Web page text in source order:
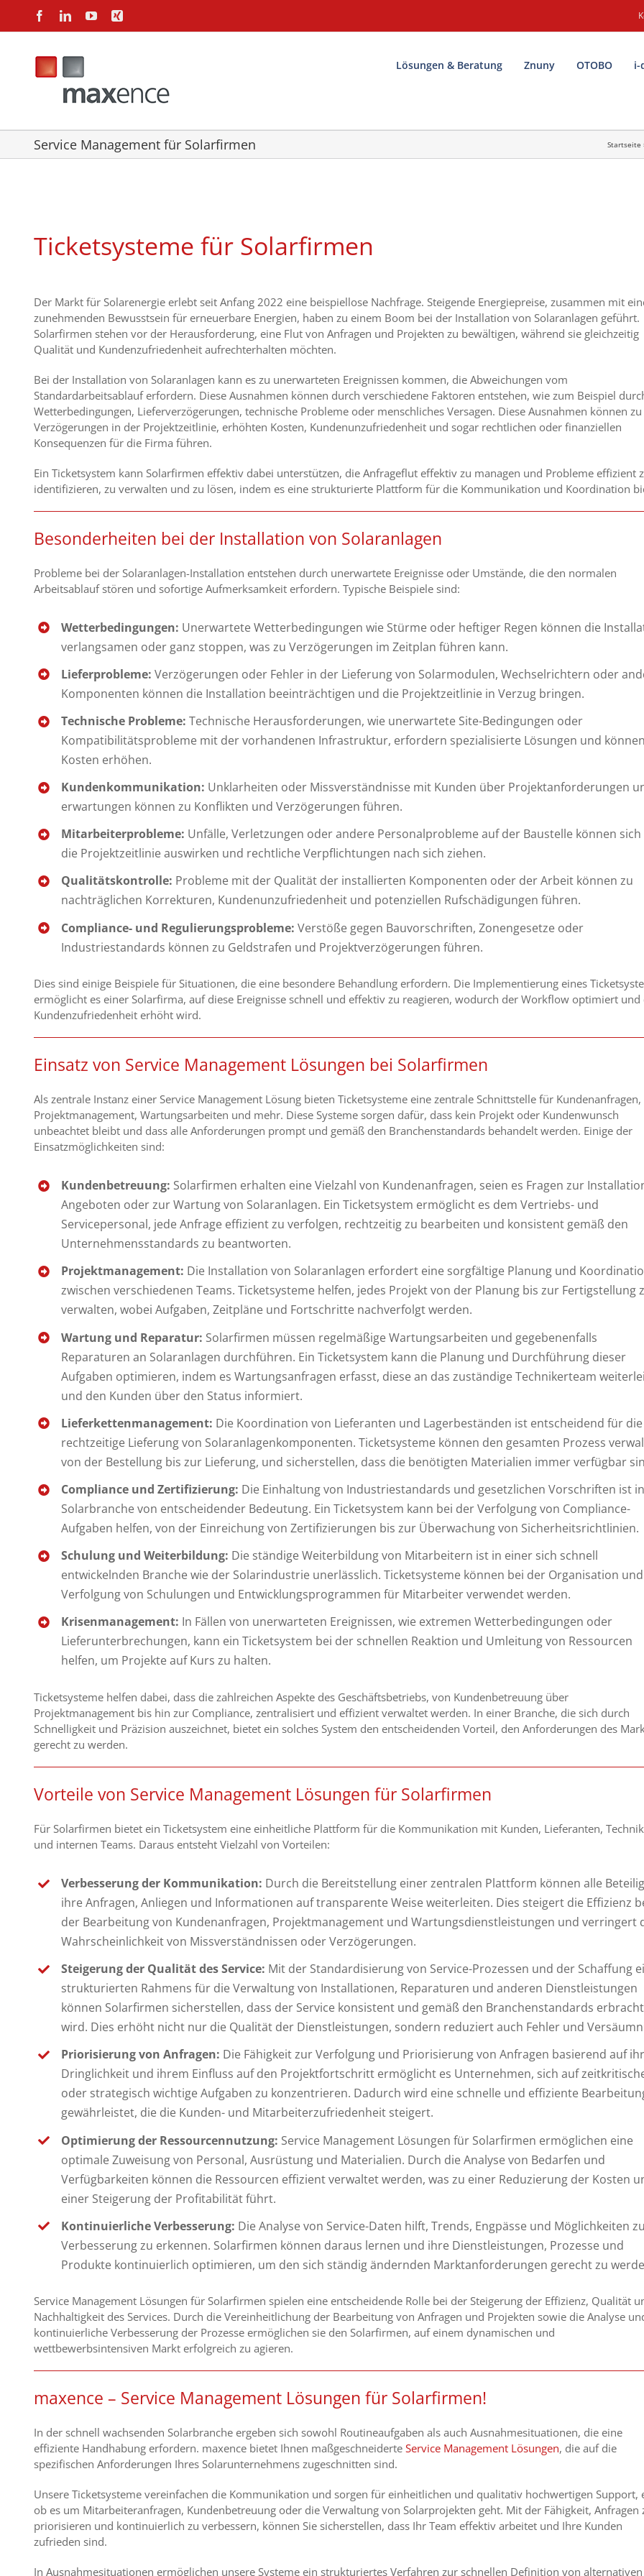
FacebookLinkedInYouTubeXing
Lösungen & Beratung Znuny OTOBO i-
Service Management für Solarfirmen Startseite
Ticketsysteme für Solarfirmen
Der Markt für Solarenergie erlebt seit Anfang 2022 eine beispiellose Nachfrage. Steigende Energiepreise, zusammen mit
zunehmenden Bewusstsein für erneuerbare Energien, haben zu einem Boom bei der Installation von Solaranlagen geführt.
Solarfirmen stehen vor der Herausforderung, eine Flut von Anfragen und Projekten zu bewältigen, während sie gleichzeitig
Qualität und Kundenzufriedenheit aufrechterhalten möchten.
Bei der Installation von Solaranlagen kann es zu unerwarteten Ereignissen kommen, die Abweichungen vom
Standardarbeitsablauf erfordern. Diese Ausnahmen können durch verschiedene Faktoren entstehen, wie zum Beispiel
Wetterbedingungen, Lieferverzögerungen, technische Probleme oder menschliches Versagen. Diese Ausnahmen können zu
Verzögerungen in der Projektzeitlinie, erhöhten Kosten, Kundenunzufriedenheit und sogar rechtlichen oder finanziellen
Konsequenzen für die Firma führen.
Ein Ticketsystem kann Solarfirmen effektiv dabei unterstützen, die Anfrageflut effektiv zu managen und Probleme effizient
identifizieren, zu verwalten und zu lösen, indem es eine strukturierte Plattform für die Kommunikation und Koordination
Besonderheiten bei der Installation von Solaranlagen
Probleme bei der Solaranlagen-Installation entstehen durch unerwartete Ereignisse oder Umstände, die den normalen
Arbeitsablauf stören und sofortige Aufmerksamkeit erfordern. Typische Beispiele sind:
Wetterbedingungen: Unerwartete Wetterbedingungen wie Stürme oder heftiger Regen können die
verlangsamen oder ganz stoppen, was zu Verzögerungen im Zeitplan führen kann.
Lieferprobleme: Verzögerungen oder Fehler in der Lieferung von Solarmodulen, Wechselrichtern oder
Komponenten können die Installation beeinträchtigen und die Projektzeitlinie in Verzug bringen.
Technische Probleme: Technische Herausforderungen, wie unerwartete Site-Bedingungen oder
Kompatibilitätsprobleme mit der vorhandenen Infrastruktur, erfordern spezialisierte Lösungen und
Kosten erhöhen.
Kundenkommunikation: Unklarheiten oder Missverständnisse mit Kunden über Projektanforderungen
erwartungen können zu Konflikten und Verzögerungen führen.
Mitarbeiterprobleme: Unfälle, Verletzungen oder andere Personalprobleme auf der Baustelle können
die Projektzeitlinie auswirken und rechtliche Verpflichtungen nach sich ziehen.
Qualitätskontrolle: Probleme mit der Qualität der installierten Komponenten oder der Arbeit können zu
nachträglichen Korrekturen, Kundenunzufriedenheit und potenziellen Rufschädigungen führen.
Compliance- und Regulierungsprobleme: Verstöße gegen Bauvorschriften, Zonengesetze oder
Industriestandards können zu Geldstrafen und Projektverzögerungen führen.
Dies sind einige Beispiele für Situationen, die eine besondere Behandlung erfordern. Die Implementierung eines
ermöglicht es einer Solarfirma, auf diese Ereignisse schnell und effektiv zu reagieren, wodurch der Workflow optimiert und
Kundenzufriedenheit erhöht wird.
Einsatz von Service Management Lösungen bei Solarfirmen
Als zentrale Instanz einer Service Management Lösung bieten Ticketsysteme eine zentrale Schnittstelle für Kundenanfragen,
Projektmanagement, Wartungsarbeiten und mehr. Diese Systeme sorgen dafür, dass kein Projekt oder Kundenwunsch
unbeachtet bleibt und dass alle Anforderungen prompt und gemäß den Branchenstandards behandelt werden. Einige der
Einsatzmöglichkeiten sind:
Kundenbetreuung: Solarfirmen erhalten eine Vielzahl von Kundenanfragen, seien es Fragen zur
Angeboten oder zur Wartung von Solaranlagen. Ein Ticketsystem ermöglicht es dem Vertriebs- und
Servicepersonal, jede Anfrage effizient zu verfolgen, rechtzeitig zu bearbeiten und konsistent gemäß den
Unternehmensstandards zu beantworten.
Projektmanagement: Die Installation von Solaranlagen erfordert eine sorgfältige Planung und
zwischen verschiedenen Teams. Ticketsysteme helfen, jedes Projekt von der Planung bis zur Fertigstellung
verwalten, wobei Aufgaben, Zeitpläne und Fortschritte nachverfolgt werden.
Wartung und Reparatur: Solarfirmen müssen regelmäßige Wartungsarbeiten und gegebenenfalls
Reparaturen an Solaranlagen durchführen. Ein Ticketsystem kann die Planung und Durchführung dieser
Aufgaben optimieren, indem es Wartungsanfragen erfasst, diese an das zuständige Technikerteam
und den Kunden über den Status informiert.
Lieferkettenmanagement: Die Koordination von Lieferanten und Lagerbeständen ist entscheidend für die
rechtzeitige Lieferung von Solaranlagenkomponenten. Ticketsysteme können den gesamten Prozess
von der Bestellung bis zur Lieferung, und sicherstellen, dass die benötigten Materialien immer verfügbar
Compliance und Zertifizierung: Die Einhaltung von Industriestandards und gesetzlichen Vorschriften ist
Solarbranche von entscheidender Bedeutung. Ein Ticketsystem kann bei der Verfolgung von Compliance-
Aufgaben helfen, von der Einreichung von Zertifizierungen bis zur Überwachung von Sicherheitsrichtlinien.
Schulung und Weiterbildung: Die ständige Weiterbildung von Mitarbeitern ist in einer sich schnell
entwickelnden Branche wie der Solarindustrie unerlässlich. Ticketsysteme können bei der Organisation und
Verfolgung von Schulungen und Entwicklungsprogrammen für Mitarbeiter verwendet werden.
Krisenmanagement: In Fällen von unerwarteten Ereignissen, wie extremen Wetterbedingungen oder
Lieferunterbrechungen, kann ein Ticketsystem bei der schnellen Reaktion und Umleitung von Ressourcen
helfen, um Projekte auf Kurs zu halten.
Ticketsysteme helfen dabei, dass die zahlreichen Aspekte des Geschäftsbetriebs, von Kundenbetreuung über
Projektmanagement bis hin zur Compliance, zentralisiert und effizient verwaltet werden. In einer Branche, die sich durch
Schnelligkeit und Präzision auszeichnet, bietet ein solches System den entscheidenden Vorteil, den Anforderungen des
gerecht zu werden.
Vorteile von Service Management Lösungen für Solarfirmen
Für Solarfirmen bietet ein Ticketsystem eine einheitliche Plattform für die Kommunikation mit Kunden, Lieferanten,
und internen Teams. Daraus entsteht Vielzahl von Vorteilen:
Verbesserung der Kommunikation: Durch die Bereitstellung einer zentralen Plattform können alle
ihre Anfragen, Anliegen und Informationen auf transparente Weise weiterleiten. Dies steigert die Effizienz
der Bearbeitung von Kundenanfragen, Projektmanagement und Wartungsdienstleistungen und verringert
Wahrscheinlichkeit von Missverständnissen oder Verzögerungen.
Steigerung der Qualität des Service: Mit der Standardisierung von Service-Prozessen und der Schaffung
strukturierten Rahmens für die Verwaltung von Installationen, Reparaturen und anderen Dienstleistungen
können Solarfirmen sicherstellen, dass der Service konsistent und gemäß den Branchenstandards erbracht
wird. Dies erhöht nicht nur die Qualität der Dienstleistungen, sondern reduziert auch Fehler und
Priorisierung von Anfragen: Die Fähigkeit zur Verfolgung und Priorisierung von Anfragen basierend auf
Dringlichkeit und ihrem Einfluss auf den Projektfortschritt ermöglicht es Unternehmen, sich auf
oder strategisch wichtige Aufgaben zu konzentrieren. Dadurch wird eine schnelle und effiziente
gewährleistet, die die Kunden- und Mitarbeiterzufriedenheit steigert.
Optimierung der Ressourcennutzung: Service Management Lösungen für Solarfirmen ermöglichen eine
optimale Zuweisung von Personal, Ausrüstung und Materialien. Durch die Analyse von Bedarfen und
Verfügbarkeiten können die Ressourcen effizient verwaltet werden, was zu einer Reduzierung der Kosten
einer Steigerung der Profitabilität führt.
Kontinuierliche Verbesserung: Die Analyse von Service-Daten hilft, Trends, Engpässe und Möglichkeiten
Verbesserung zu erkennen. Solarfirmen können daraus lernen und ihre Dienstleistungen, Prozesse und
Produkte kontinuierlich optimieren, um den sich ständig ändernden Marktanforderungen gerecht zu
Service Management Lösungen für Solarfirmen spielen eine entscheidende Rolle bei der Steigerung der Effizienz, Qualität
Nachhaltigkeit des Services. Durch die Vereinheitlichung der Bearbeitung von Anfragen und Projekten sowie die Analyse
kontinuierliche Verbesserung der Prozesse ermöglichen sie den Solarfirmen, auf einem dynamischen und
wettbewerbsintensiven Markt erfolgreich zu agieren.
maxence – Service Management Lösungen für Solarfirmen!
In der schnell wachsenden Solarbranche ergeben sich sowohl Routineaufgaben als auch Ausnahmesituationen, die eine
effiziente Handhabung erfordern. maxence bietet Ihnen maßgeschneiderte Service Management Lösungen, die auf die
spezifischen Anforderungen Ihres Solarunternehmens zugeschnitten sind.
Unsere Ticketsysteme vereinfachen die Kommunikation und sorgen für einheitlichen und qualitativ hochwertigen Support,
ob es um Mitarbeiteranfragen, Kundenbetreuung oder die Verwaltung von Solarprojekten geht. Mit der Fähigkeit, Anfragen
priorisieren und kontinuierlich zu verbessern, können Sie sicherstellen, dass Ihr Team effektiv arbeitet und Ihre Kunden
zufrieden sind.
In Ausnahmesituationen ermöglichen unsere Systeme ein strukturiertes Verfahren zur schnellen Definition von alternativen